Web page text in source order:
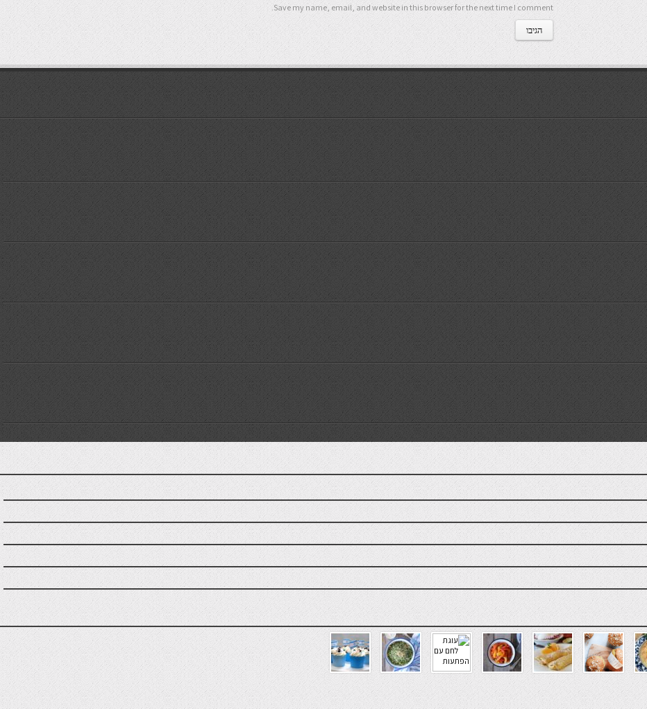
Save my name, email, and website in this browser for the next time I comment.